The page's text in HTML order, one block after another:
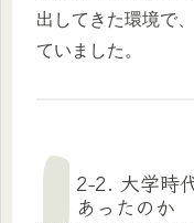
出してきた環境で
ていました。
2-2. 大学時
あったのか